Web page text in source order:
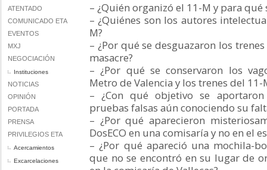
ATENTADO
COMUNICADO ETA
EVENTOS
MXJ
NEGOCIACIÓN
Instituciones
NOTICIAS
OPINIÓN
PORTADA
PRENSA
PRIVILEGIOS ETA
Acercamientos
Excarcelaciones
– ¿Quién organizó el 11-M y para qué
– ¿Quiénes son los autores
M?
– ¿Por qué se desguazaron los
masacre?
– ¿Por qué se conservaron los
Metro de Valencia y los trenes del 11-
– ¿Con qué objetivo se
pruebas falsas aún conociendo su
– ¿Por qué aparecieron
DosECO en una comisaría y no en el
– ¿Por qué apareció una mochila-
que no se encontró en su lugar de